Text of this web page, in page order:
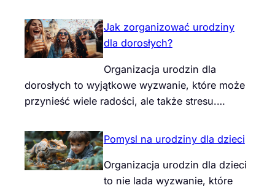
Jak zorganizować urodziny
dla dorosłych?
Organizacja urodzin dla
dorosłych to wyjątkowe wyzwanie, które może
przynieść wiele radości, ale także stresu.…
Pomysl na urodziny dla dzieci
Organizacja urodzin dla dzieci
to nie lada wyzwanie, które